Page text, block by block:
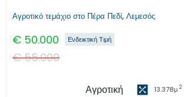
Αγροτικό τεμάχιο στο Πέρα Πεδί, Λεμεσός
€ 50.000 Ενδεικτική Τιμή
€55.000
Αγροτική 13.378μ 2